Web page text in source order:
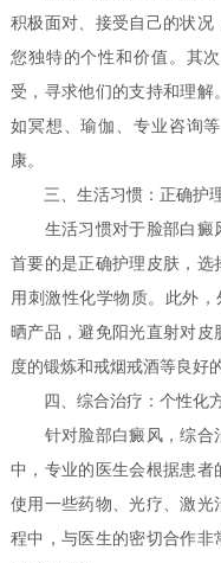
积极面对、接受自己的状况
您独特的个性和价值。其
受，寻求他们的支持和理解
如冥想、瑜伽、专业咨询
康。
三、生活习惯：正确护
生活习惯对于脸部白癜风
首要的是正确护理皮肤，选
用刺激性化学物质。此外
晒产品，避免阳光直射对
度的锻炼和戒烟戒酒等良好
四、综合治疗：个性化
针对脸部白癜风，综合
中，专业的医生会根据患
使用一些药物、光疗、激光
程中，与医生的密切合作